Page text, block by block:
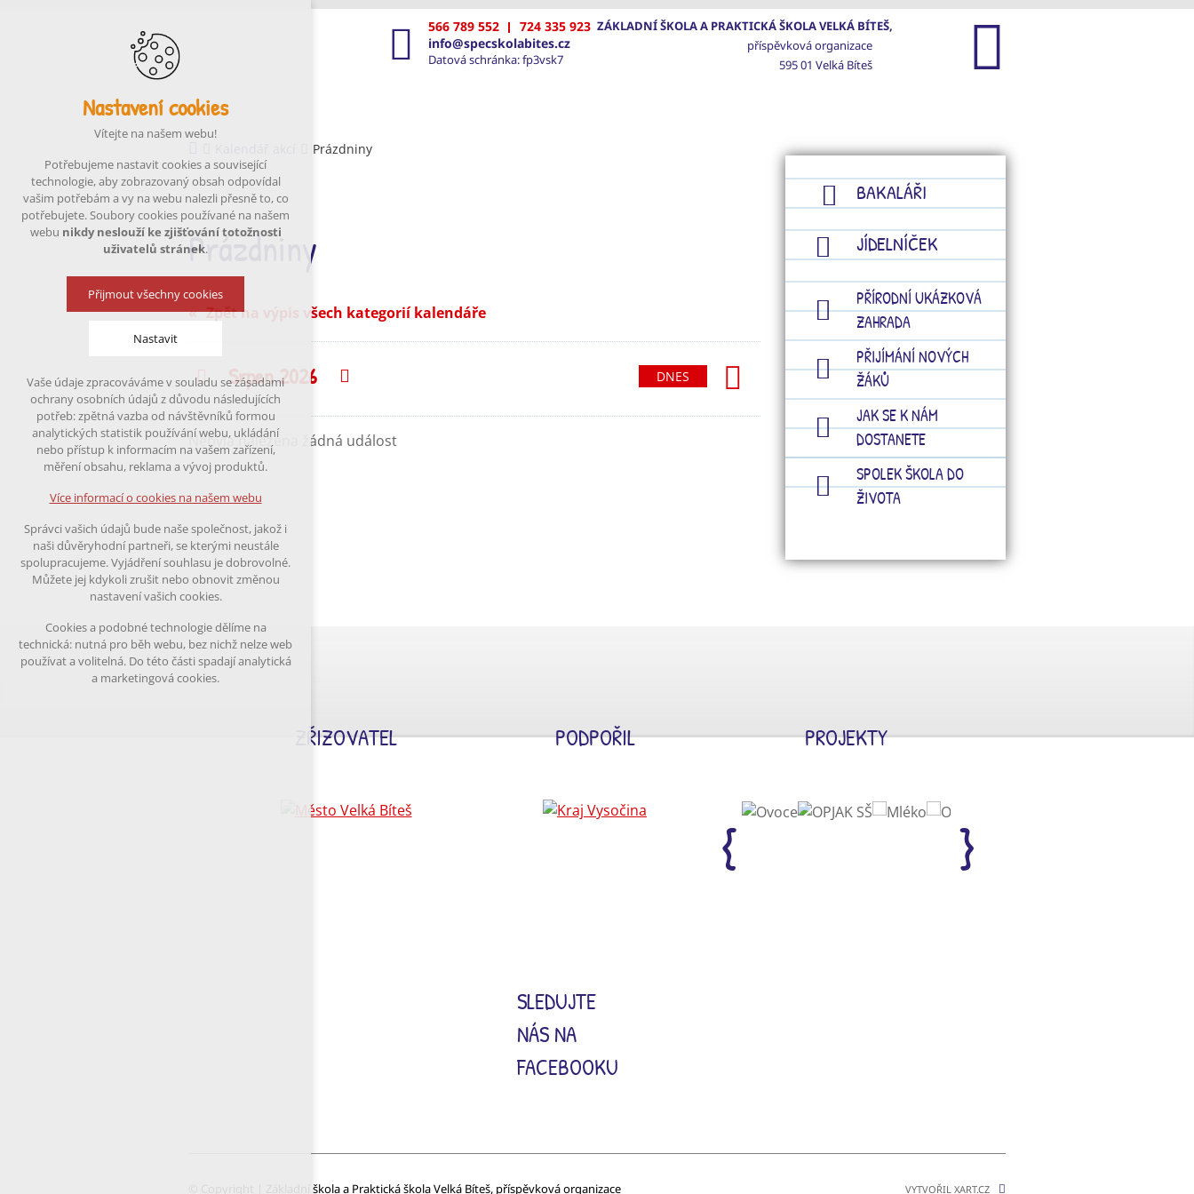
566 789 552
724 335 923
info@specskolabites.cz
Datová schránka: fp3vsk7
ZÁKLADNÍ ŠKOLA A PRAKTICKÁ ŠKOLA VELKÁ BÍTEŠ,
příspěvková organizace
595 01 Velká Bíteš
Prázdniny
Prázdniny
Zpět na výpis všech kategorií kalendáře
Předchozí
Srpen 2026 DNES
Nebyla nalezena žádná událost
BAKALÁŘI
JÍDELNÍČEK
PŘÍRODNÍ UKÁZKOVÁ
ZAHRADA
PŘIJÍMÁNÍ NOVÝCH
ŽÁKŮ
JAK SE K NÁM
DOSTANETE
SPOLEK ŠKOLA DO
ŽIVOTA
ZŘIZOVATEL PODPOŘIL PROJEKTY
SLEDUJTE
NÁS NA
FACEBOOKU
© Copyright | Základní škola a Praktická škola Velká Bíteš, příspěvková organizace VYTVOŘIL XART.CZ
Nastavení cookies
Vítejte na našem webu!
Potřebujeme nastavit cookies a související
technologie, aby zobrazovaný obsah odpovídal
vašim potřebám a vy na webu nalezli přesně to, co
potřebujete. Soubory cookies používané na našem
webu nikdy neslouží ke zjišťování totožnosti
uživatelů stránek.
Přijmout všechny cookies
Nastavit
Technická cookies
nutná pro provozování webu
udržení kontextu stránek (session):
případná přihlášení, volby jazyka, apod.
Volitelná cookies
analytická pro anonymizované vyhodnocení
návštěvnosti
marketingová cookies (Google)
Více informací o cookies na našem webu
Odmítnout vše
Vaše údaje zpracováváme v souladu se zásadami
ochrany osobních údajů z důvodu následujících
potřeb: zpětná vazba od návštěvníků formou
analytických statistik používání webu, ukládání
nebo přístup k informacím na vašem zařízení,
měření obsahu, reklama a vývoj produktů.
Více informací o cookies na našem webu
Správci vašich údajů bude naše společnost, jakož i
naši důvěryhodní partneři, se kterými neustále
spolupracujeme. Vyjádření souhlasu je dobrovolné.
Můžete jej kdykoli zrušit nebo obnovit změnou
nastavení vašich cookies.
Cookies a podobné technologie dělíme na
technická: nutná pro běh webu, bez nichž nelze web
používat a volitelná. Do této části spadají analytická
a marketingová cookies.